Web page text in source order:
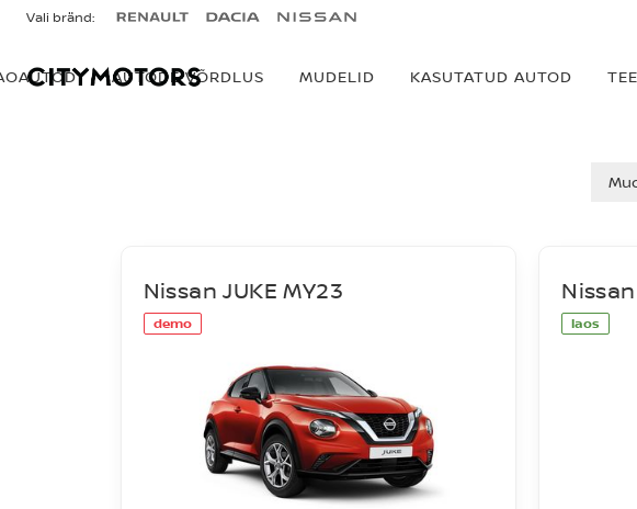
Vali bränd:
AUTODE VÕRDLUS MUDELID KASUTATUD AUTOD
demo
Nissan JUKE MY23
laos